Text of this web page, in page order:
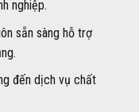
nghiệp.
sẵn sàng hỗ trợ
đến dịch vụ chất